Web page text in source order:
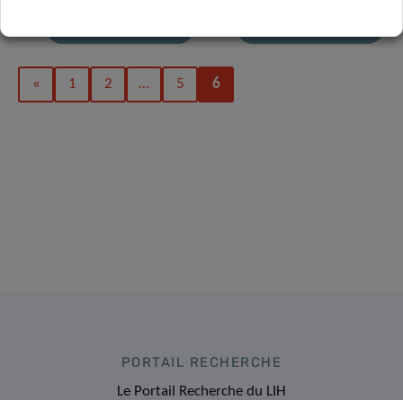
« 1 2 … 5 6
PORTAIL RECHERCHE
Le Portail Recherche du LIH